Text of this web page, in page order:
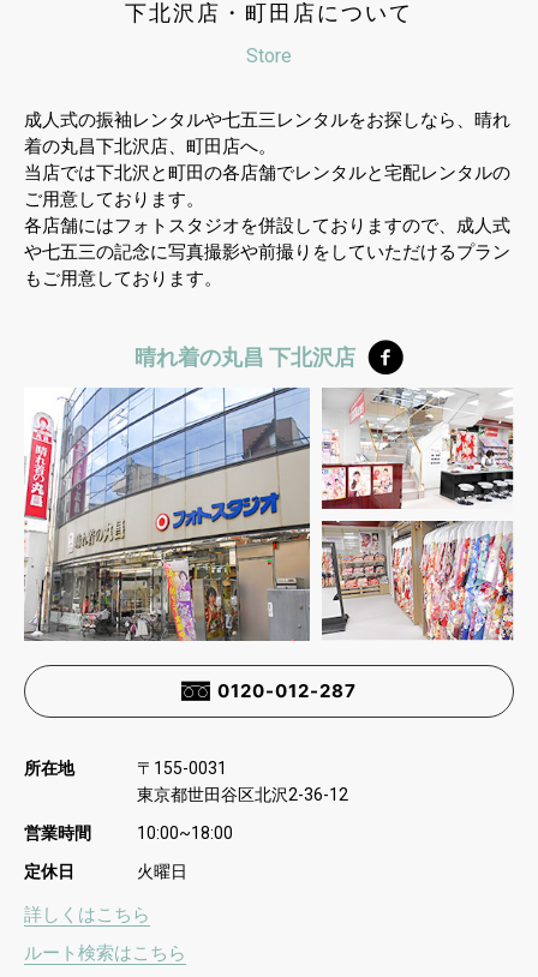
下北沢店・町田店について
Store
成人式の振袖レンタルや七五三レンタルをお探しなら、晴れ
着の丸昌下北沢店、町田店へ。
当店では下北沢と町田の各店舗でレンタルと宅配レンタルの
ご用意しております。
各店舗にはフォトスタジオを併設しておりますので、成人式
や七五三の記念に写真撮影や前撮りをしていただけるプラン
もご用意しております。
晴れ着の丸昌 下北沢店
0120-012-287
所在地 〒 155-0031
東京都世田谷区北沢2-36-12
営業時間 10:00~18:00
定休日 火曜日
詳しくはこちら
ルート検索はこちら